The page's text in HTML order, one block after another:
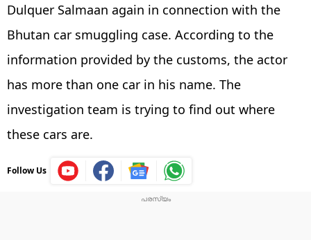
Dulquer Salmaan again in connection with the
Bhutan car smuggling case. According to the
information provided by the customs, the actor
has more than one car in his name. The
investigation team is trying to find out where
these cars are.
Follow Us